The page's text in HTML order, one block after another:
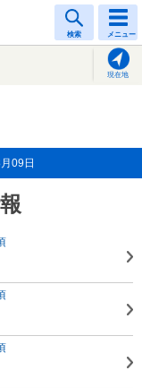
検索 メニュー
現在地
09日